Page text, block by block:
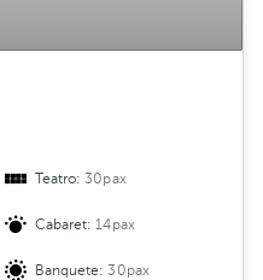
Teatro:30pax
Cabaret:14pax
Banquete:30pax